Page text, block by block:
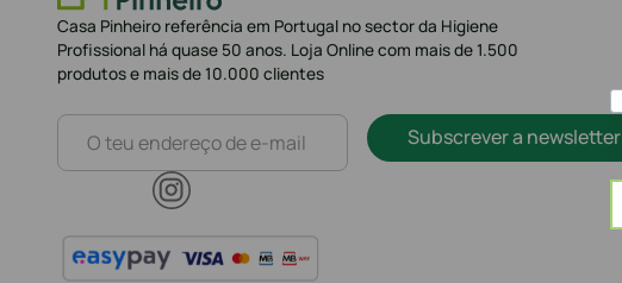
Casa Pinheiro referência em Portugal no sector da Higiene
Profissional há quase 50 anos. Loja Online com mais de 1.500
produtos e mais de 10.000 clientes
Subscrever a newsletter